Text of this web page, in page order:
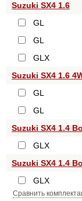
Suzuki SX4 1.6
GL
GL
GLX
Suzuki SX4 1.6
GL
GL
Suzuki SX4 1.4
GLX
Suzuki SX4 1.4
GLX
Сравнить